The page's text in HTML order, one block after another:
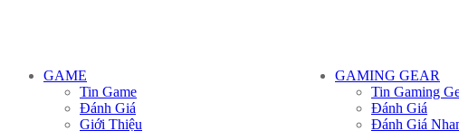
GAME
Tin Game
Đánh Giá
Giới Thiệu
GAMING GEAR
Tin Gaming
Đánh Giá
Đánh Giá